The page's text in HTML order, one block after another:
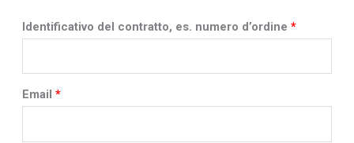
Identificativo del contratto, es. numero d’ordine*
Email*